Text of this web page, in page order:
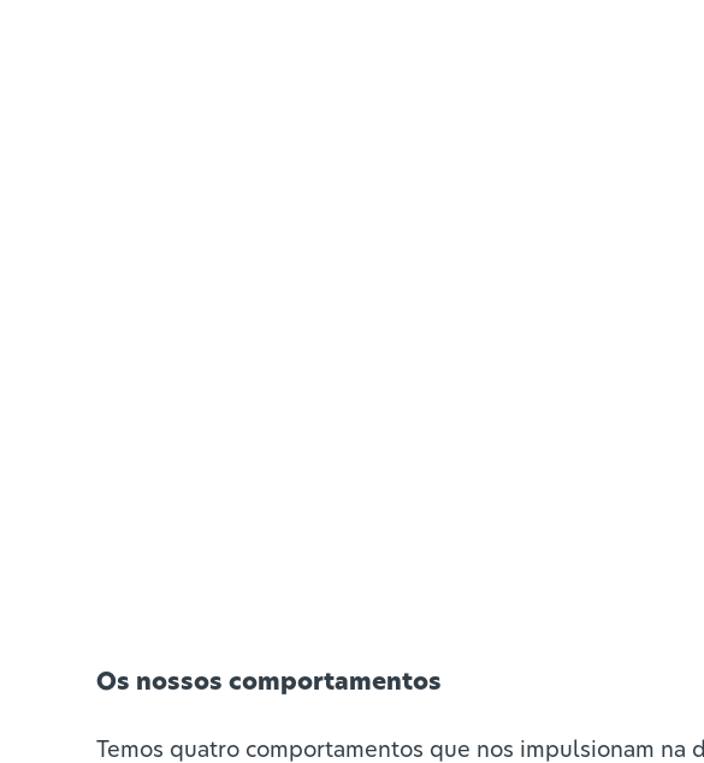
Os nossos comportamentos
Temos quatro comportamentos que nos impulsionam